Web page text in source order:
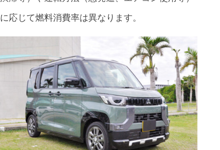
に応じて燃料消費率は異なります。